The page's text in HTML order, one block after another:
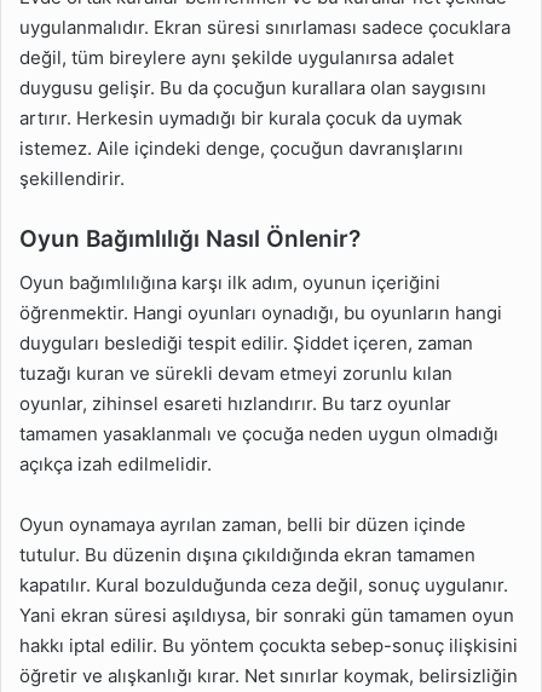
uygulanmalıdır. Ekran süresi sınırlaması sadece çocuklara
değil, tüm bireylere aynı şekilde uygulanırsa adalet
duygusu gelişir. Bu da çocuğun kurallara olan saygısını
artırır. Herkesin uymadığı bir kurala çocuk da uymak
istemez. Aile içindeki denge, çocuğun davranışlarını
şekillendirir.
Oyun Bağımlılığı Nasıl Önlenir?
Oyun bağımlılığına karşı ilk adım, oyunun içeriğini
öğrenmektir. Hangi oyunları oynadığı, bu oyunların hangi
duyguları beslediği tespit edilir. Şiddet içeren, zaman
tuzağı kuran ve sürekli devam etmeyi zorunlu kılan
oyunlar, zihinsel esareti hızlandırır. Bu tarz oyunlar
tamamen yasaklanmalı ve çocuğa neden uygun olmadığı
açıkça izah edilmelidir.
Oyun oynamaya ayrılan zaman, belli bir düzen içinde
tutulur. Bu düzenin dışına çıkıldığında ekran tamamen
kapatılır. Kural bozulduğunda ceza değil, sonuç uygulanır.
Yani ekran süresi aşıldıysa, bir sonraki gün tamamen oyun
hakkı iptal edilir. Bu yöntem çocukta sebep-sonuç ilişkisini
öğretir ve alışkanlığı kırar. Net sınırlar koymak, belirsizliğin